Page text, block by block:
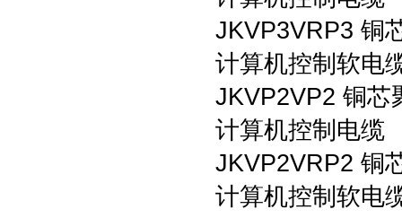
JKVP3VRP3 铜
计算机控制软电
JKVP2VP2 铜芯
计算机控制电缆
JKVP2VRP2 铜
计算机控制软电